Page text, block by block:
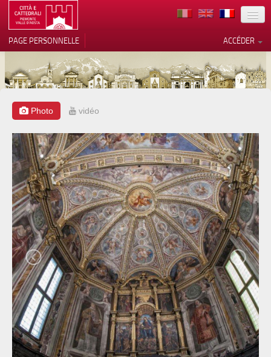
TERRITOIRE
ARCHITECTURE
MUSÉES
ITINÉRAIRES
EVÉNEMENTS
ACCUEIL
BÉNÉVOLES
CONTACTS
PRESS
ACCÉDER
PAGE PERSONNELLE
Photo vidéo
Notification lors de la collecte
Vos choix en matière de